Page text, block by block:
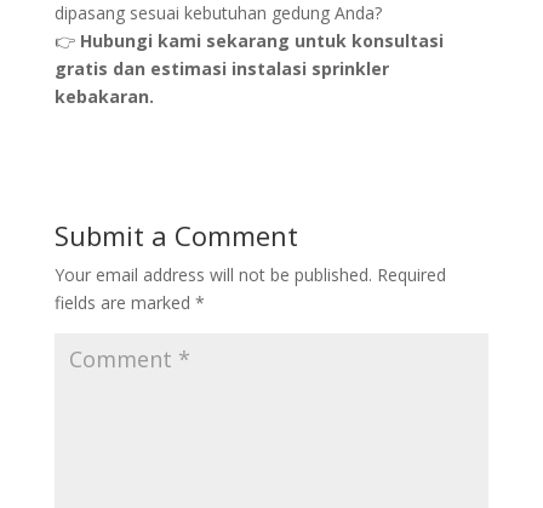
dipasang sesuai kebutuhan gedung Anda?
👉 Hubungi kami sekarang untuk konsultasi
gratis dan estimasi instalasi sprinkler
kebakaran.
Submit a Comment
Your email address will not be published. Required
fields are marked *